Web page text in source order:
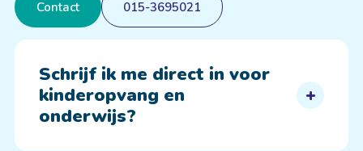
Contact 015-3695021
Schrijf ik me direct in voor
kinderopvang en
onderwijs?